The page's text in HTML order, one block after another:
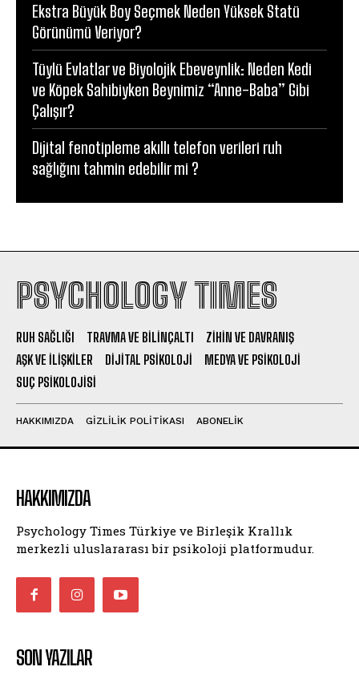
Ekstra Büyük Boy Seçmek Neden Yüksek Statü
Görünümü Veriyor?
Tüylü Evlatlar ve Biyolojik Ebeveynlik: Neden Kedi
ve Köpek Sahibiyken Beynimiz “Anne-Baba” Gibi
Çalışır?
Dijital fenotipleme akıllı telefon verileri ruh
sağlığını tahmin edebilir mi ?
PSYCHOLOGY TIMES
RUH SAĞLIĞI TRAVMA VE BILINÇALTI
ZIHIN VE DAVRANIŞ
AŞK VE İLIŞKILER
DIJITAL PSIKOLOJI
MEDYA VE PSIKOLOJI
SUÇ PSIKOLOJISI
HAKKIMIZDA GIZLILIK POLITIKASI ABONELIK
HAKKIMIZDA
Psychology Times Türkiye ve Birleşik Krallık
merkezli uluslararası bir psikoloji platformudur.
SON YAZILAR